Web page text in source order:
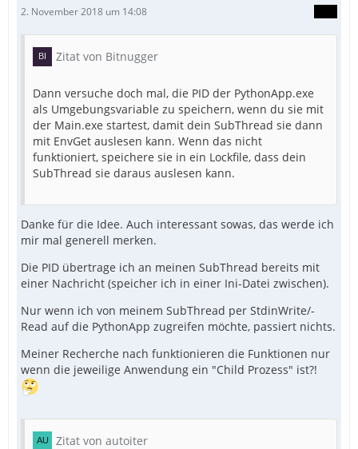
2. November 2018 um 14:08
Zitat von Bitnugger
Dann versuche doch mal, die PID der PythonApp.exe
als Umgebungsvariable zu speichern, wenn du sie mit
der Main.exe startest, damit dein SubThread sie dann
mit EnvGet auslesen kann. Wenn das nicht
funktioniert, speichere sie in ein Lockfile, dass dein
SubThread sie daraus auslesen kann.
Danke für die Idee. Auch interessant sowas, das werde ich
mir mal generell merken.
Die PID übertrage ich an meinen SubThread bereits mit
einer Nachricht (speicher ich in einer Ini-Datei zwischen).
Nur wenn ich von meinem SubThread per StdinWrite/-
Read auf die PythonApp zugreifen möchte, passiert nichts.
Meiner Recherche nach funktionieren die Funktionen nur
wenn die jeweilige Anwendung ein "Child Prozess" ist?!
Zitat von autoiter